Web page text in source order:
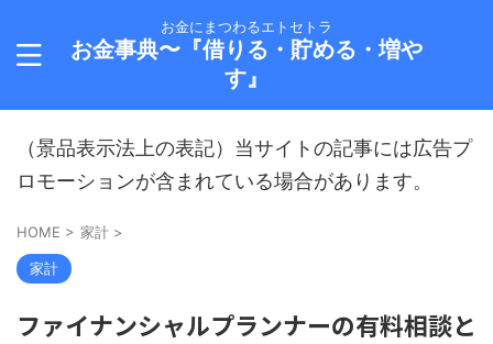
お金にまつわるエトセトラ
お金事典〜『借りる・貯める・増や
す』
（景品表示法上の表記）当サイトの記事には広告プ
ロモーションが含まれている場合があります。
HOME > 家計 >
家計
ファイナンシャルプランナーの有料相談と